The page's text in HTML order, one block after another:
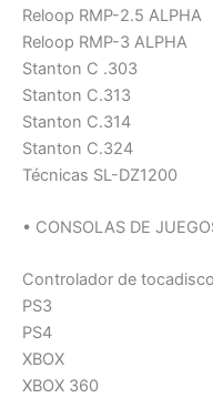
Reloop RMP-2.5 ALPHA
Reloop RMP-3 ALPHA
Stanton C .303
Stanton C.313
Stanton C.314
Stanton C.324
Técnicas SL-DZ1200
• CONSOLAS DE
Controlador de
PS3
PS4
XBOX
XBOX 360